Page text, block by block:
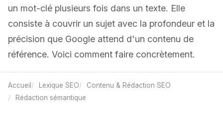
un mot-clé plusieurs fois dans un texte. Elle
consiste à couvrir un sujet avec la profondeur et la
précision que Google attend d'un contenu de
référence. Voici comment faire concrètement.
Accueil Lexique SEO
Contenu & Rédaction SEO
Rédaction sémantique